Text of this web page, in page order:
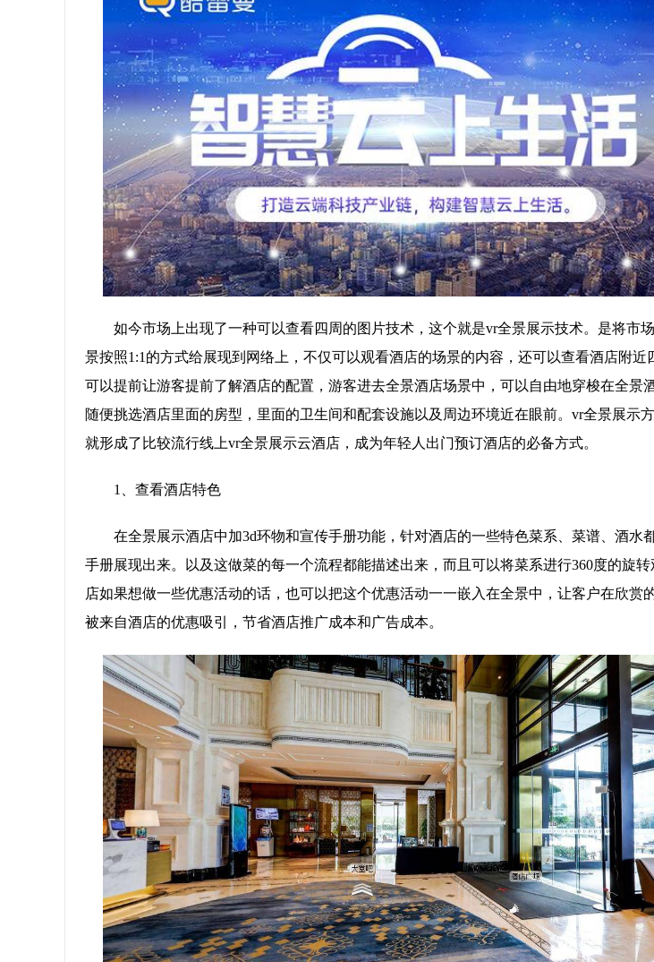
如今市场上出现了一种可以查看四周的图片技术，这个就是vr全景展示技术。是将市
景按照1:1的方式给展现到网络上，不仅可以观看酒店的场景的内容，还可以查看酒店附近
可以提前让游客提前了解酒店的配置，游客进去全景酒店场景中，可以自由地穿梭在全景
随便挑选酒店里面的房型，里面的卫生间和配套设施以及周边环境近在眼前。vr全景展示
就形成了比较流行线上vr全景展示云酒店，成为年轻人出门预订酒店的必备方式。
1、查看酒店特色
在全景展示酒店中加3d环物和宣传手册功能，针对酒店的一些特色菜系、菜谱、酒水
手册展现出来。以及这做菜的每一个流程都能描述出来，而且可以将菜系进行360度的旋
店如果想做一些优惠活动的话，也可以把这个优惠活动一一嵌入在全景中，让客户在欣赏
被来自酒店的优惠吸引，节省酒店推广成本和广告成本。